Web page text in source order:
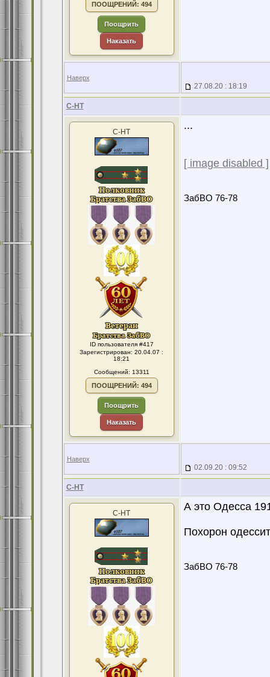
ПООЩРЕНИЙ: 494
Поощрить
Наказать
Наверх
27.08.20 : 18:19
С-НТ
С-НТ
ID пользователя #417
Зарегистрирован: 20.04.07 :
18:21
Сообщений: 13311
ПООЩРЕНИЙ: 494
Поощрить
Наказать
...
[ image disabled ]
ЗабВО 76-78
Наверх
02.09.20 : 09:52
С-НТ
С-НТ
А это Одесса
Похорон
ЗабВО 76-78